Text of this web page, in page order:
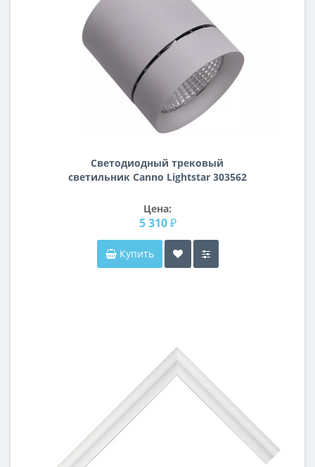
Светодиодный трековый
светильник Canno Lightstar 303562
Цена:
5 310 ₽
Купить